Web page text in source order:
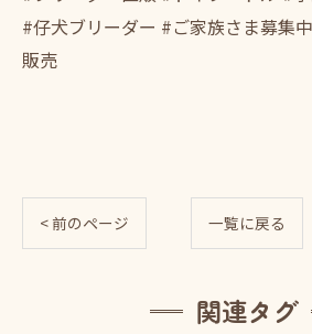
#仔犬ブリーダー #ご家族さま募集
販売
< 前のページ 一覧に戻る
関連タグ